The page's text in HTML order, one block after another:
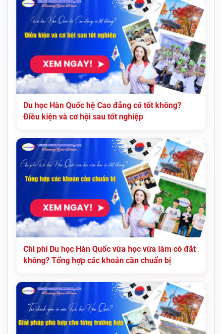
Du học Hàn Quốc hệ Cao đẳng có tốt không?
Điều kiện và cơ hội sau tốt nghiệp
Chi phí Du học Hàn Quốc vừa học vừa làm có đắt
không? Tổng hợp các khoản cần chuẩn bị